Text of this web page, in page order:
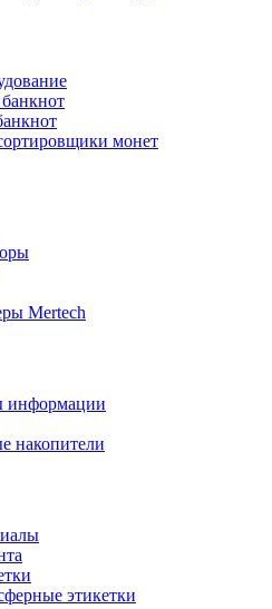
монет
Mertech
информации
накопители
этикетки